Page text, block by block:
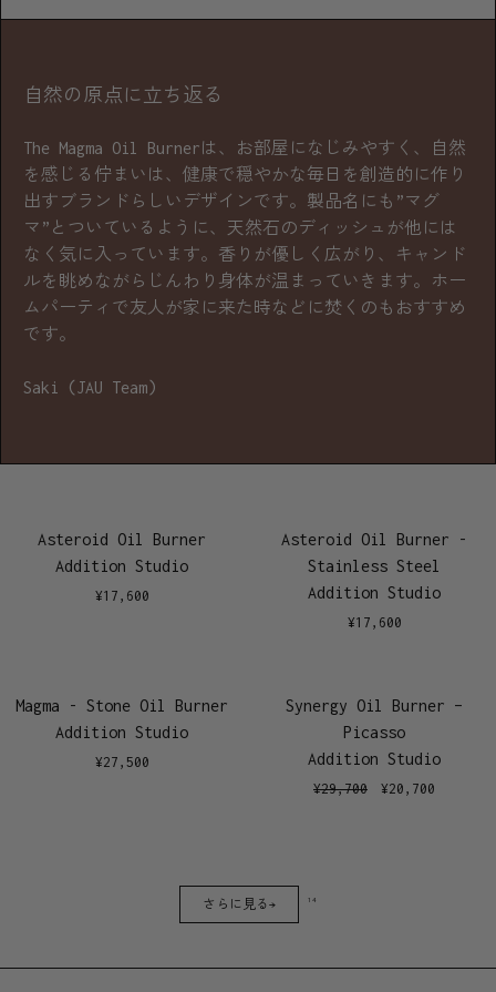
自然の原点に立ち返る
The Magma Oil Burnerは、お部屋になじみやすく、自然
を感じる佇まいは、健康で穏やかな毎日を創造的に作り
出すブランドらしいデザインです。製品名にも”マグ
マ”とついているように、天然石のディッシュが他には
なく気に入っています。香りが優しく広がり、キャンド
ルを眺めながらじんわり身体が温まっていきます。ホー
ムパーティで友人が家に来た時などに焚くのもおすすめ
です。
Saki (JAU Team)
Asteroid Oil Burner
Addition Studio
¥17,600
Asteroid Oil Burner -
Stainless Steel
Addition Studio
¥17,600
Magma - Stone Oil Burner
Addition Studio
¥27,500
Synergy Oil Burner –
Picasso
Addition Studio
¥29,700 ¥20,700
さらに見る→ 14